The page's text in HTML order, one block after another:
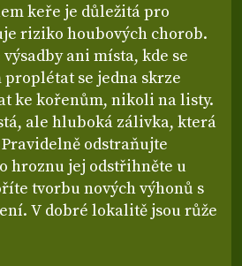
keře je důležitá pro
riziko houbových chorob.
ani místa, kde se
se jedna skrze
ke kořenům, nikoli na listy.
ale hluboká zálivka, která
odstraňujte
hroznu jej odstřihněte u
tvorbu nových výhonů s
V dobré lokalitě jsou růže